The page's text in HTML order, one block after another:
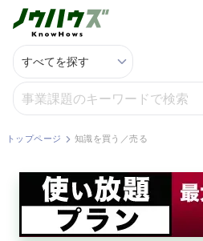
記事・コラムを読む
解決策を募集する
知識を買う／売る
契約書ひな型を探す
トップページ 知識を買う／売る